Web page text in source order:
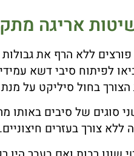
אריגה
ללא הרף את
לפיתוח סיבי דשא
בחול סיליקט על מנת
סוגים של סיבים באותו
צורך בעזרים חיצוניים.